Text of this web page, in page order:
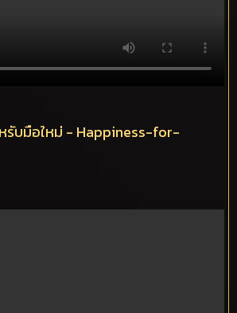
รับมือใหม่ - Happiness-for-